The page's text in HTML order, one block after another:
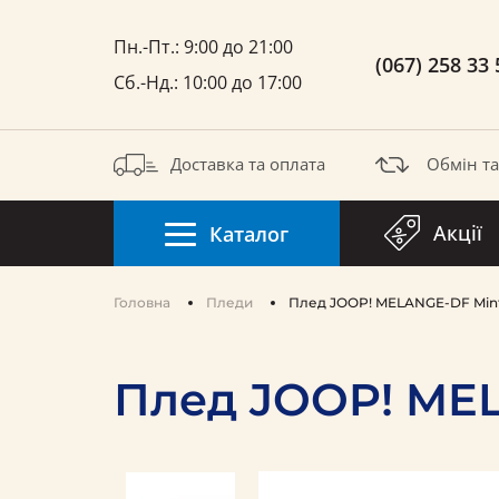
Пн.-Пт.: 9:00 до 21:00
Сб.-Нд.: 10:00 до 17:00
(067) 258 33
Доставка та оплата Обмін
Каталог Акції
Головна Пледи Плед JOOP! MELANGE-DF
Плед JOOP!